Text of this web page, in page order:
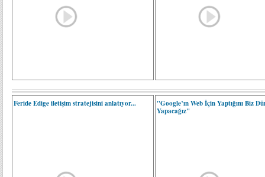
Feride Edige iletişim stratejisini anlatıyor...
"Google’ın Web İçin Yaptığını Biz
Yapacağız"